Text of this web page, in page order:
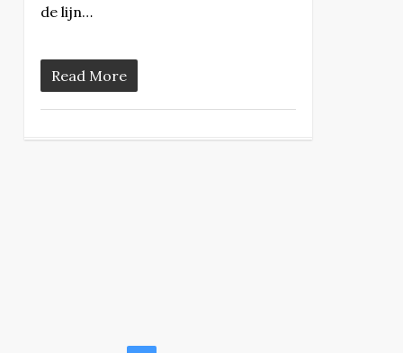
de lijn…
Read More